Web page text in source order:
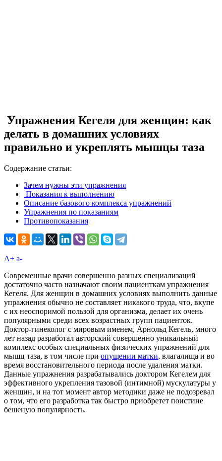
Упражнения Кегеля для женщин: как
делать в домашних условиях
правильно и укреплять мышцы таза
Содержание статьи:
Зачем нужны эти упражнения
Показания к выполнению
Описание базового комплекса упражнений
Упражнения по показаниям
Противопоказания
A+ а-
Современные врачи совершенно разных специализаций
достаточно часто назначают своим пациенткам упражнения
Кегеля. Для женщин в домашних условиях выполнить данные
упражнения обычно не составляет никакого труда, что, вкупе
с их неоспоримой пользой для организма, делает их очень
популярными среди всех возрастных групп пациенток.
Доктор-гинеколог с мировым именем, Арнольд Кегель, много
лет назад разработал авторский совершенно уникальный
комплекс особых специальных физических упражнений для
мышц таза, в том числе при опущении матки, влагалища и во
время восстановительного периода после удаления матки.
Данные упражнения разрабатывались доктором Кегелем для
эффективного укрепления тазовой (интимной) мускулатуры у
женщин, и на тот момент автор методики даже не подозревал
о том, что его разработка так быстро приобретет поистине
бешеную популярность.